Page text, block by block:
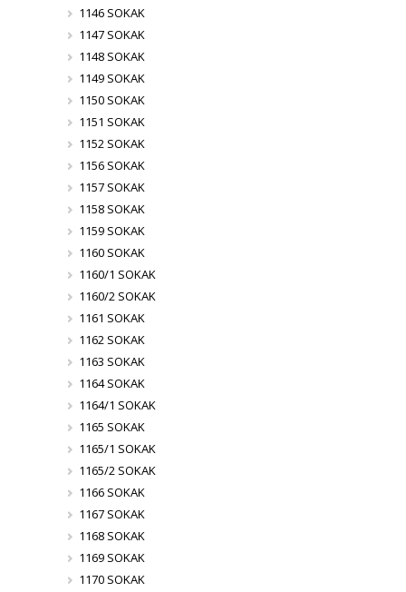
1146 SOKAK
1147 SOKAK
1148 SOKAK
1149 SOKAK
1150 SOKAK
1151 SOKAK
1152 SOKAK
1156 SOKAK
1157 SOKAK
1158 SOKAK
1159 SOKAK
1160 SOKAK
1160/1 SOKAK
1160/2 SOKAK
1161 SOKAK
1162 SOKAK
1163 SOKAK
1164 SOKAK
1164/1 SOKAK
1165 SOKAK
1165/1 SOKAK
1165/2 SOKAK
1166 SOKAK
1167 SOKAK
1168 SOKAK
1169 SOKAK
1170 SOKAK